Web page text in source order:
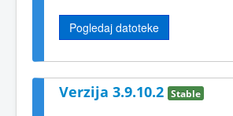
Pogledaj datoteke
Verzija 3.9.10.2 Stable